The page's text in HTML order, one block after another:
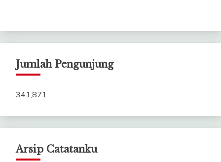
Jumlah Pengunjung
341,871
Arsip Catatanku